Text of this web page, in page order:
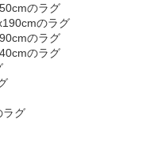
のラグ
のラグ
のラグ
のラグ
ラグ